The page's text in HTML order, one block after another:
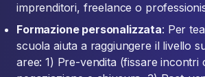
imprenditori, freelance o
Formazione personalizzata: Per
scuola aiuta a raggiungere il livello
aree: 1) Pre-vendita (fissare incontri